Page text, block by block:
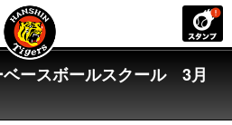
ベースボールスクール 3月